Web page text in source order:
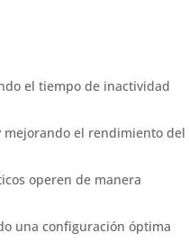
el tiempo de inactividad
el rendimiento del
operen de manera
una configuración óptima